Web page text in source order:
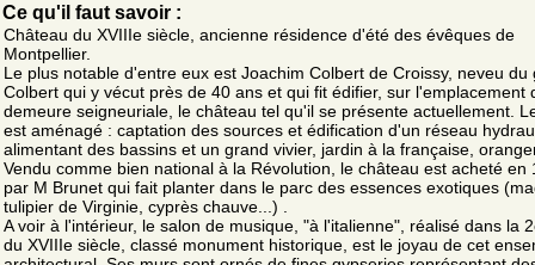
Ce qu'il faut savoir :
Château du XVIIIe siècle, ancienne résidence d'été des évêques de
Montpellier.
Le plus notable d'entre eux est Joachim Colbert de Croissy, neveu du
Colbert qui y vécut près de 40 ans et qui fit édifier, sur l'emplacement
demeure seigneuriale, le château tel qu'il se présente actuellement.
est aménagé : captation des sources et édification d'un réseau
alimentant des bassins et un grand vivier, jardin à la française,
Vendu comme bien national à la Révolution, le château est acheté en
par M Brunet qui fait planter dans le parc des essences exotiques
tulipier de Virginie, cyprès chauve...) .
A voir à l'intérieur, le salon de musique, "à l'italienne", réalisé dans la
du XVIIIe siècle, classé monument historique, est le joyau de cet